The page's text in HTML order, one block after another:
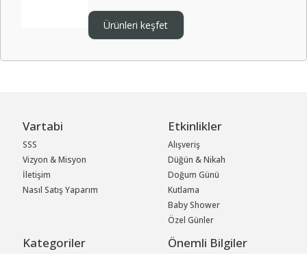
Ürünleri keşfet
Vartabi
SSS
Vizyon & Misyon
İletişim
Nasıl Satış Yaparım
Etkinlikler
Alışveriş
Düğün & Nikah
Doğum Günü
Kutlama
Baby Shower
Özel Günler
Kategoriler Önemli Bilgiler